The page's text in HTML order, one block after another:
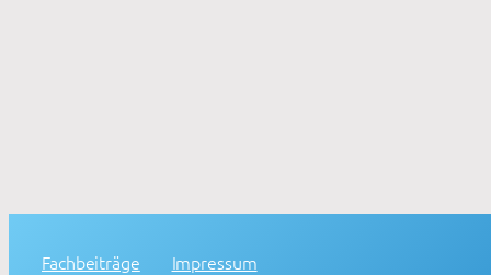
Fachbeiträge
Impressum